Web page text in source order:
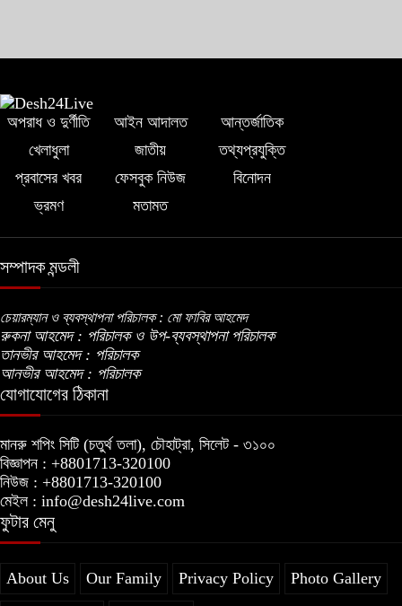
অপরাধ ও দুর্ণীতি আইন আদালত
আন্তর্জাতিক
খেলাধুলা
জাতীয়
তথ্যপ্রযুক্তি
প্রবাসের খবর
ফেসবুক নিউজ
বিনোদন
ভ্রমণ
মতামত
সম্পাদক মন্ডলী
চেয়ারম্যান ও ব্যবস্থাপনা পরিচালক : মো ফাবির আহমেদ
রুকনা আহমেদ : পরিচালক ও উপ-ব্যবস্থাপনা পরিচালক
তানভীর আহমেদ : পরিচালক
আনভীর আহমেদ : পরিচালক
যোগাযোগের ঠিকানা
মানরু শপিং সিটি (চতুর্থ তলা), চৌহাট্রা, সিলেট - ৩১০০
বিজ্ঞাপন : +8801713-320100
নিউজ : +8801713-320100
মেইল : info@desh24live.com
ফুটার মেনু
About Us Our Family Privacy Policy Photo Gallery